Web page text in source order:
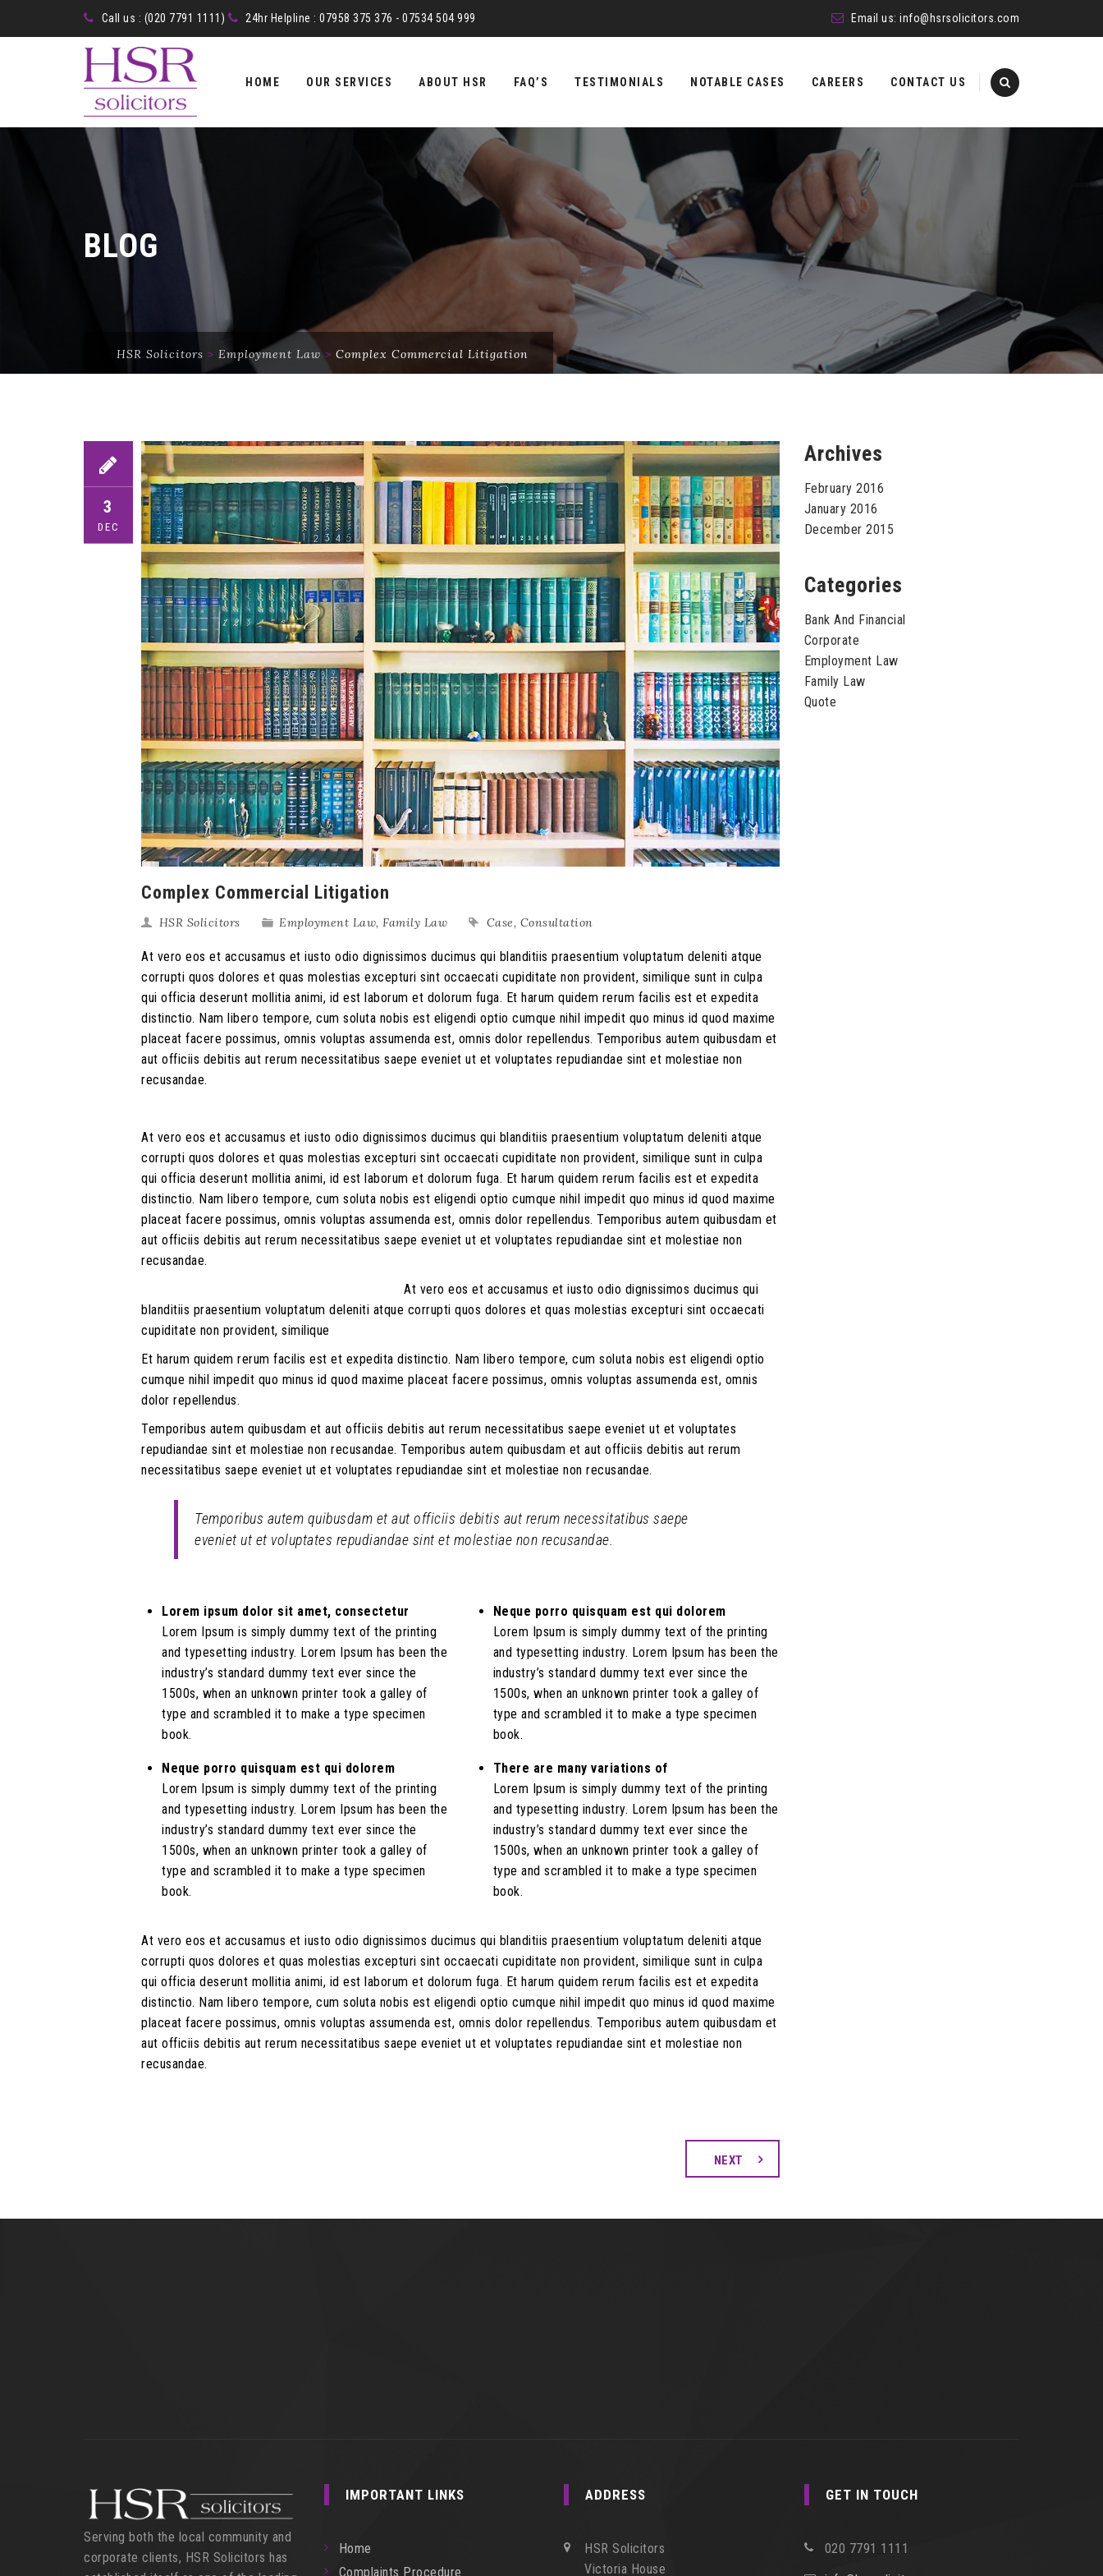
Call us : (020 7791 1111) 24hr Helpline : 07958 375 376 - 07534 504 999 Email us: info@hsrsolicitors.com
content
HOME OUR SERVICES ABOUT HSR FAQ’S TESTIMONIALS NOTABLE CASES CAREERS CONTACT US
BLOG
HSR Solicitors > Employment Law> Complex Commercial Litigation
3
DEC
Complex Commercial Litigation
HSR Solicitors Employment Law, Family Law Case, Consultation
At vero eos et accusamus et iusto odio dignissimos ducimus qui blanditiis praesentium voluptatum deleniti atque
corrupti quos dolores et quas molestias excepturi sint occaecati cupiditate non provident, similique sunt in culpa
qui officia deserunt mollitia animi, id est laborum et dolorum fuga. Et harum quidem rerum facilis est et expedita
distinctio. Nam libero tempore, cum soluta nobis est eligendi optio cumque nihil impedit quo minus id quod maxime
placeat facere possimus, omnis voluptas assumenda est, omnis dolor repellendus. Temporibus autem quibusdam et
aut officiis debitis aut rerum necessitatibus saepe eveniet ut et voluptates repudiandae sint et molestiae non
recusandae.
At vero eos et accusamus et iusto odio dignissimos ducimus qui blanditiis praesentium voluptatum deleniti atque
corrupti quos dolores et quas molestias excepturi sint occaecati cupiditate non provident, similique sunt in culpa
qui officia deserunt mollitia animi, id est laborum et dolorum fuga. Et harum quidem rerum facilis est et expedita
distinctio. Nam libero tempore, cum soluta nobis est eligendi optio cumque nihil impedit quo minus id quod maxime
placeat facere possimus, omnis voluptas assumenda est, omnis dolor repellendus. Temporibus autem quibusdam et
aut officiis debitis aut rerum necessitatibus saepe eveniet ut et voluptates repudiandae sint et molestiae non
recusandae.
At vero eos et accusamus et iusto odio dignissimos ducimus qui
blanditiis praesentium voluptatum deleniti atque corrupti quos dolores et quas molestias excepturi sint occaecati
cupiditate non provident, similique
Et harum quidem rerum facilis est et expedita distinctio. Nam libero tempore, cum soluta nobis est eligendi optio
cumque nihil impedit quo minus id quod maxime placeat facere possimus, omnis voluptas assumenda est, omnis
dolor repellendus.
Temporibus autem quibusdam et aut officiis debitis aut rerum necessitatibus saepe eveniet ut et voluptates
repudiandae sint et molestiae non recusandae. Temporibus autem quibusdam et aut officiis debitis aut rerum
necessitatibus saepe eveniet ut et voluptates repudiandae sint et molestiae non recusandae.
Temporibus autem quibusdam et aut officiis debitis aut rerum necessitatibus saepe
eveniet ut et voluptates repudiandae sint et molestiae non recusandae.
Lorem ipsum dolor sit amet, consectetur
Lorem Ipsum is simply dummy text of the printing
and typesetting industry. Lorem Ipsum has been the
industry’s standard dummy text ever since the
1500s, when an unknown printer took a galley of
type and scrambled it to make a type specimen
book.
Neque porro quisquam est qui dolorem
Lorem Ipsum is simply dummy text of the printing
and typesetting industry. Lorem Ipsum has been the
industry’s standard dummy text ever since the
1500s, when an unknown printer took a galley of
type and scrambled it to make a type specimen
book.
Neque porro quisquam est qui dolorem
Lorem Ipsum is simply dummy text of the printing
and typesetting industry. Lorem Ipsum has been the
industry’s standard dummy text ever since the
1500s, when an unknown printer took a galley of
type and scrambled it to make a type specimen
book.
There are many variations of
Lorem Ipsum is simply dummy text of the printing
and typesetting industry. Lorem Ipsum has been the
industry’s standard dummy text ever since the
1500s, when an unknown printer took a galley of
type and scrambled it to make a type specimen
book.
At vero eos et accusamus et iusto odio dignissimos ducimus qui blanditiis praesentium voluptatum deleniti atque
corrupti quos dolores et quas molestias excepturi sint occaecati cupiditate non provident, similique sunt in culpa
qui officia deserunt mollitia animi, id est laborum et dolorum fuga. Et harum quidem rerum facilis est et expedita
distinctio. Nam libero tempore, cum soluta nobis est eligendi optio cumque nihil impedit quo minus id quod maxime
placeat facere possimus, omnis voluptas assumenda est, omnis dolor repellendus. Temporibus autem quibusdam et
aut officiis debitis aut rerum necessitatibus saepe eveniet ut et voluptates repudiandae sint et molestiae non
recusandae.
NEXT
Archives
February 2016
January 2016
December 2015
Categories
Bank And Financial
Corporate
Employment Law
Family Law
Quote
Serving both the local community and
corporate clients, HSR Solicitors has
IMPORTANT LINKS
Home
Complaints Procedure
ADDRESS
HSR Solicitors
Victoria House
GET IN TOUCH
020 7791 1111